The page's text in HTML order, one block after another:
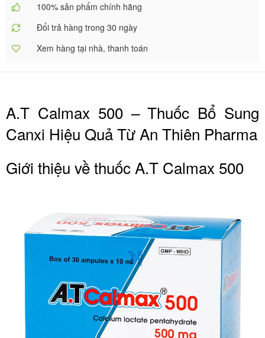
100% sản phẩm chính hãng
Đổi trả hàng trong 30 ngày
Xem hàng tại nhà, thanh toán
A.T Calmax 500 – Thuốc Bổ Sung
Canxi Hiệu Quả Từ An Thiên Pharma
Giới thiệu về thuốc A.T Calmax 500